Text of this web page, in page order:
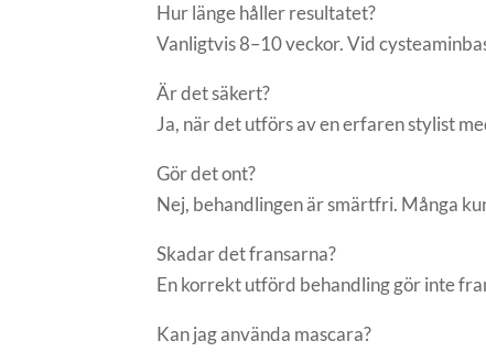
Hur länge håller resultatet?
Vanligtvis 8–10 veckor. Vid
Är det säkert?
Ja, när det utförs av en erfaren stylist
Gör det ont?
Nej, behandlingen är smärtfri. Många
Skadar det fransarna?
En korrekt utförd behandling gör inte
Kan jag använda mascara?